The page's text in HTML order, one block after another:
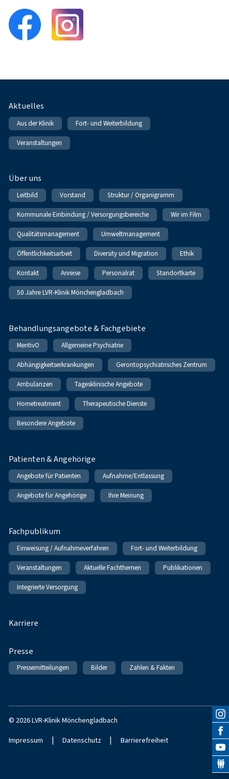
Fußnavigation
Aktuelles
Aus der Klinik Fort- und Weiterbildung
Veranstaltungen
Über uns
Leitbild Vorstand Struktur / Organigramm
Kommunale Einbindung / Versorgungsbereiche Wir im Film
Qualitätsmanagement Umweltmanagement
Öffentlichkeitsarbeit Diversity und Migration Ethik
Kontakt Anreise Personalrat Standortkarte
50 Jahre LVR-Klinik Mönchengladbach
Behandlungsangebote & Fachgebiete
MentivO Allgemeine Psychiatrie
Abhängigkeitserkrankungen Gerontopsychiatrisches Zentrum
Ambulanzen Tagesklinische Angebote
Hometreatment Therapeutische Dienste
Besondere Angebote
Patienten & Angehörige
Angebote für Patienten Aufnahme/Entlassung
Angebote für Angehörige Ihre Meinung
Fachpublikum
Einweisung / Aufnahmeverfahren Fort- und Weiterbildung
Veranstaltungen Aktuelle Fachthemen Publikationen
Integrierte Versorgung
Karriere
Presse
Pressemitteilungen Bilder Zahlen & Fakten
© 2026 LVR-Klinik Mönchengladbach
Impressum | Datenschutz | Barrierefreiheit